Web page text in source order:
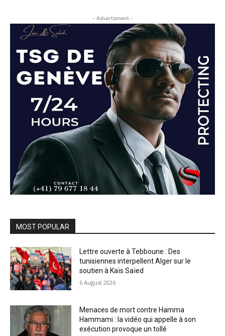
- Advertisment -
MOST POPULAR
Lettre ouverte à Tebboune : Des
tunisiennes interpellent Alger sur le
soutien à Kaïs Saïed
6 August 2026
Menaces de mort contre Hamma
Hammami : la vidéo qui appelle à son
exécution provoque un tollé